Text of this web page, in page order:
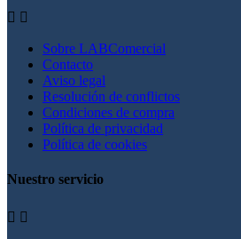
 
Sobre LABComercial
Contacto
Aviso legal
Resolución de conflictos
Condiciones de compra
Política de privacidad
Política de cookies
Nuestro servicio
 